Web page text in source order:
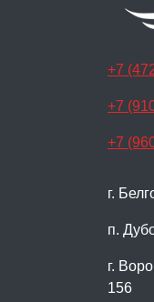
+7
+7
+7
г.
п.
г.
156